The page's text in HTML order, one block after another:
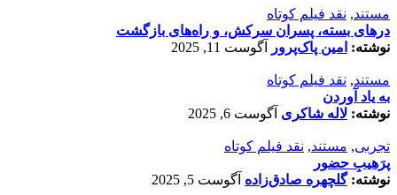
مستند, نقد فیلم کوتاه
درهای بسته، پسران سرکش، و راه‌های بازگشت
نوشته: امین پاک‌پرور آگوست 11, 2025
مستند, نقد فیلم کوتاه
به یاد آوردن
نوشته: لاله شاکری آگوست 6, 2025
تجربی, مستند, نقد فیلم کوتاه
پرَهیب‌ِ حضور
نوشته:گلچهره صادق‌زاده آگوست 5, 2025